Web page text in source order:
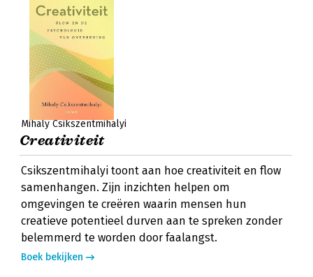
Mihaly Csikszentmihalyi
Creativiteit
Csikszentmihalyi toont aan hoe creativiteit en flow
samenhangen. Zijn inzichten helpen om
omgevingen te creëren waarin mensen hun
creatieve potentieel durven aan te spreken zonder
belemmerd te worden door faalangst.
Boek bekijken